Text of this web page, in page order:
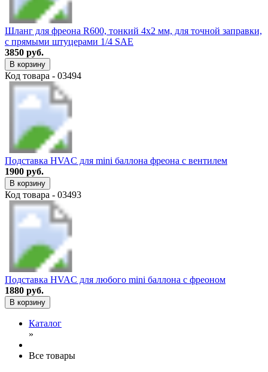
Шланг для фреона R600, тонкий 4х2 мм, для точной заправки,
с прямыми штуцерами 1/4 SAE
3850 руб.
В корзину
Код товара - 03494
Подставка HVAC для mini баллона фреона с вентилем
1900 руб.
В корзину
Код товара - 03493
Подставка HVAC для любого mini баллона с фреоном
1880 руб.
В корзину
Каталог
»
Все товары